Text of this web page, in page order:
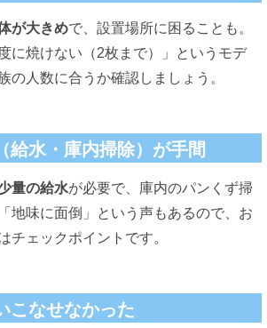
が大きめで、設置場所に困ることも。
に焼けない（2枚まで）」というモデ
の人数に合うか確認しましょう。
給水・庫内掃除）が手間
量の給水が必要で、庫内のパンくず掃
地味に面倒」という声もあるので、お
チェックポイントです。
こなせなかった